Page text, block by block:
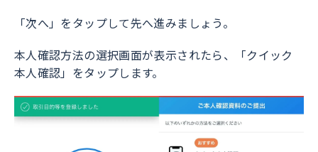
「次へ」をタップして先へ進みましょう。
本人確認方法の選択画面が表示されたら、「クイック
本人確認」をタップします。